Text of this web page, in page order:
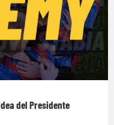
del Presidente